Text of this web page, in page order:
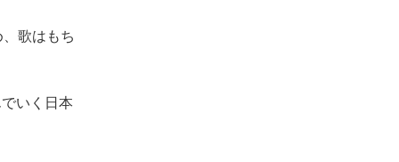
歌はもち
いく日本